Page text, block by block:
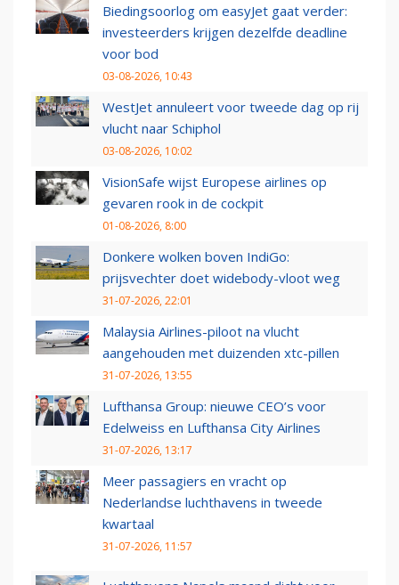
Biedingsoorlog om easyJet gaat verder:
investeerders krijgen dezelfde deadline
voor bod
03-08-2026, 10:43
WestJet annuleert voor tweede dag op rij
vlucht naar Schiphol
03-08-2026, 10:02
VisionSafe wijst Europese airlines op
gevaren rook in de cockpit
01-08-2026, 8:00
Donkere wolken boven IndiGo:
prijsvechter doet widebody-vloot weg
31-07-2026, 22:01
Malaysia Airlines-piloot na vlucht
aangehouden met duizenden xtc-pillen
31-07-2026, 13:55
Lufthansa Group: nieuwe CEO’s voor
Edelweiss en Lufthansa City Airlines
31-07-2026, 13:17
Meer passagiers en vracht op
Nederlandse luchthavens in tweede
kwartaal
31-07-2026, 11:57